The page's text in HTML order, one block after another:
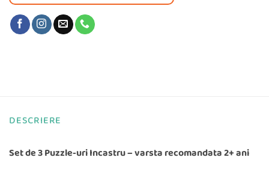
DESCRIERE
Set de 3 Puzzle-uri Incastru – varsta recomandata 2+ ani